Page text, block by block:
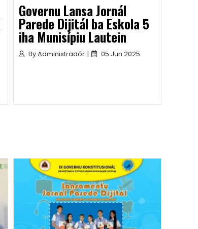
Governu Lansa Jornál
Parede Dijitál ba Eskola 5
iha Munisípiu Lautein
ByAdministradór | 05 Jun 2025